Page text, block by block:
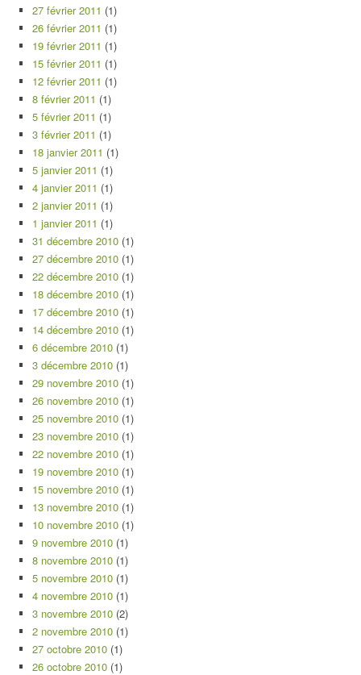
27 février 2011 (1)
26 février 2011 (1)
19 février 2011 (1)
15 février 2011 (1)
12 février 2011 (1)
8 février 2011 (1)
5 février 2011 (1)
3 février 2011 (1)
18 janvier 2011 (1)
5 janvier 2011 (1)
4 janvier 2011 (1)
2 janvier 2011 (1)
1 janvier 2011 (1)
31 décembre 2010 (1)
27 décembre 2010 (1)
22 décembre 2010 (1)
18 décembre 2010 (1)
17 décembre 2010 (1)
14 décembre 2010 (1)
6 décembre 2010 (1)
3 décembre 2010 (1)
29 novembre 2010 (1)
26 novembre 2010 (1)
25 novembre 2010 (1)
23 novembre 2010 (1)
22 novembre 2010 (1)
19 novembre 2010 (1)
15 novembre 2010 (1)
13 novembre 2010 (1)
10 novembre 2010 (1)
9 novembre 2010 (1)
8 novembre 2010 (1)
5 novembre 2010 (1)
4 novembre 2010 (1)
3 novembre 2010 (2)
2 novembre 2010 (1)
27 octobre 2010 (1)
26 octobre 2010 (1)